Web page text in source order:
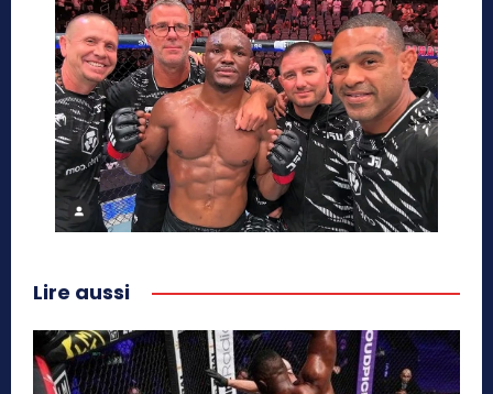
Lire aussi